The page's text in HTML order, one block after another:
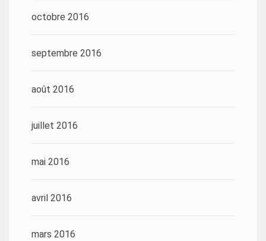
octobre 2016
septembre 2016
août 2016
juillet 2016
mai 2016
avril 2016
mars 2016